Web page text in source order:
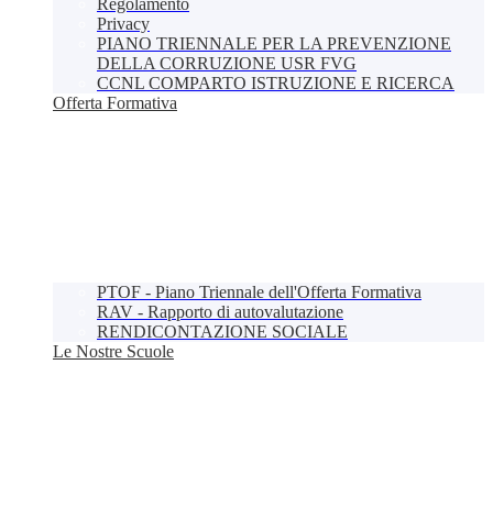
Regolamento
Privacy
PIANO TRIENNALE PER LA PREVENZIONE
DELLA CORRUZIONE USR FVG
CCNL COMPARTO ISTRUZIONE E RICERCA
Offerta Formativa
PTOF - Piano Triennale dell'Offerta Formativa
RAV - Rapporto di autovalutazione
RENDICONTAZIONE SOCIALE
Le Nostre Scuole